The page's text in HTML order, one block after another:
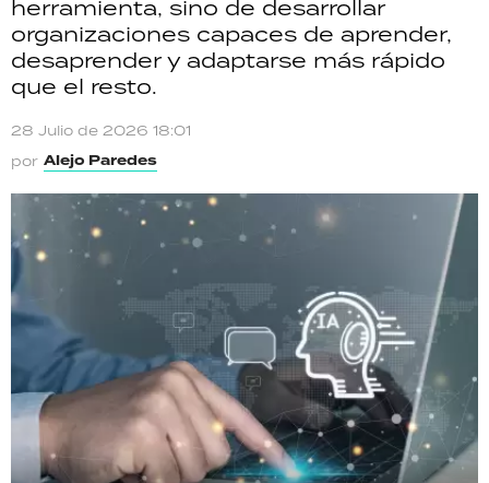
herramienta, sino de desarrollar
organizaciones capaces de aprender,
desaprender y adaptarse más rápido
que el resto.
28 Julio de 2026 18:01
por Alejo Paredes